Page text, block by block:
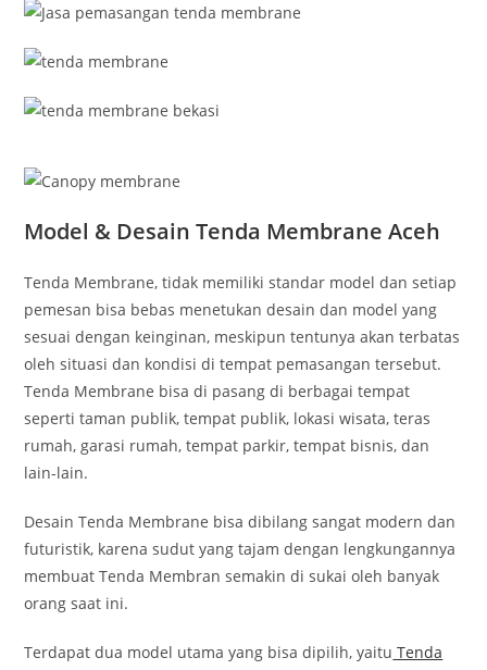
Model & Desain Tenda Membrane Aceh
Tenda Membrane, tidak memiliki standar model dan setiap
pemesan bisa bebas menetukan desain dan model yang
sesuai dengan keinginan, meskipun tentunya akan terbatas
oleh situasi dan kondisi di tempat pemasangan tersebut.
Tenda Membrane bisa di pasang di berbagai tempat
seperti taman publik, tempat publik, lokasi wisata, teras
rumah, garasi rumah, tempat parkir, tempat bisnis, dan
lain-lain.
Desain Tenda Membrane bisa dibilang sangat modern dan
futuristik, karena sudut yang tajam dengan lengkungannya
membuat Tenda Membran semakin di sukai oleh banyak
orang saat ini.
Terdapat dua model utama yang bisa dipilih, yaitu Tenda